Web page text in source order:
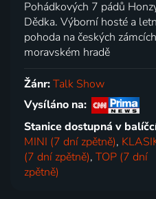
Pohádkových 7 pádů
Dědka. Výborní hosté a
pohoda na českých
moravském hradě
Žánr:Talk Show
Vysíláno na:
Stanice dostupná v
MINI (7 dní zpětně),
(7 dní zpětně),TOP (7 dní
zpětně)